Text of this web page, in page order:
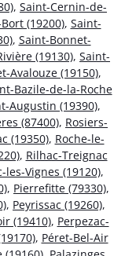
, Saint-Cernin-de-
(19200), Saint-
, Saint-Bonnet-
(19130), Saint-
Avalouze (19150),
Bazile-de-la-Roche
Augustin (19390),
(87400), Rosiers-
(19350), Roche-le-
, Rilhac-Treignac
les-Vignes (19120),
, Pierrefitte (79330),
, Peyrissac (19260),
(19410), Perpezac-
, Péret-Bel-Air